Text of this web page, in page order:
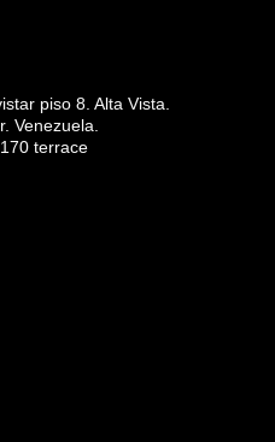
piso 8. Alta Vista.
Venezuela.
terrace